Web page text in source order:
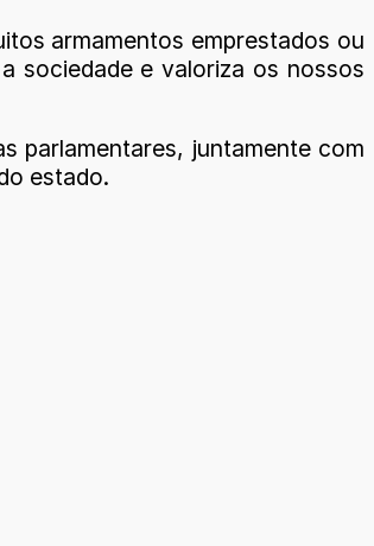
armamentos emprestados ou
sociedade e valoriza os nossos
parlamentares, juntamente com
estado.